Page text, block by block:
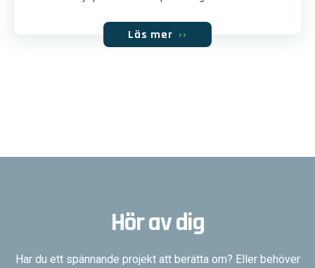
Läs mer ››
Hör av dig
Har du ett spännande projekt att berätta om? Eller behöver